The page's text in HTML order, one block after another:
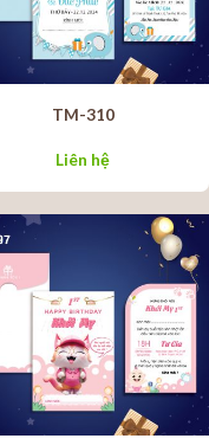
TM-310
Liên hệ